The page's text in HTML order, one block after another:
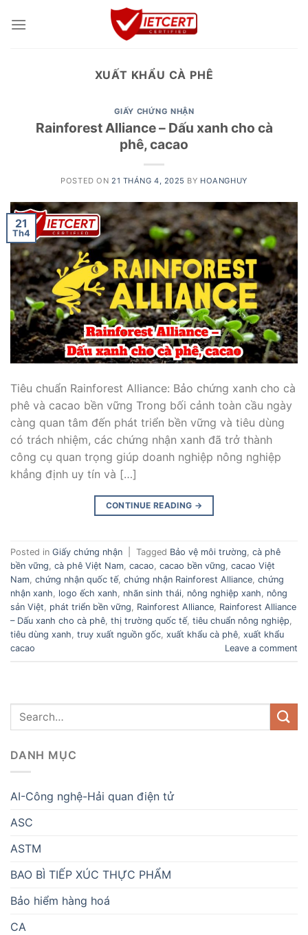
XUẤT KHẨU CÀ PHÊ
GIẤY CHỨNG NHẬN
Rainforest Alliance – Dấu xanh cho cà
phê, cacao
POSTED ON 21 THÁNG 4, 2025 BY HOANGHUY
21
Th4
Tiêu chuẩn Rainforest Alliance: Bảo chứng xanh cho cà
phê và cacao bền vững Trong bối cảnh toàn cầu ngày
càng quan tâm đến phát triển bền vững và tiêu dùng
có trách nhiệm, các chứng nhận xanh đã trở thành
công cụ quan trọng giúp doanh nghiệp nông nghiệp
khẳng định uy tín và […]
CONTINUE READING →
Posted in Giấy chứng nhận Tagged Bảo vệ môi trường, cà phê
bền vững, cà phê Việt Nam, cacao, cacao bền vững, cacao Việt
Nam, chứng nhận quốc tế, chứng nhận Rainforest Alliance, chứng
nhận xanh, logo ếch xanh, nhãn sinh thái, nông nghiệp xanh, nông
sản Việt, phát triển bền vững, Rainforest Alliance, Rainforest Alliance
– Dấu xanh cho cà phê, thị trường quốc tế, tiêu chuẩn nông nghiệp,
tiêu dùng xanh, truy xuất nguồn gốc, xuất khẩu cà phê, xuất khẩu
cacao
Leave a comment
DANH MỤC
AI-Công nghệ-Hải quan điện tử
ASC
ASTM
BAO BÌ TIẾP XÚC THỰC PHẨM
Bảo hiểm hàng hoá
CA